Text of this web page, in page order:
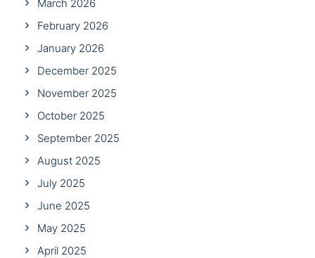
March 2026
February 2026
January 2026
December 2025
November 2025
October 2025
September 2025
August 2025
July 2025
June 2025
May 2025
April 2025